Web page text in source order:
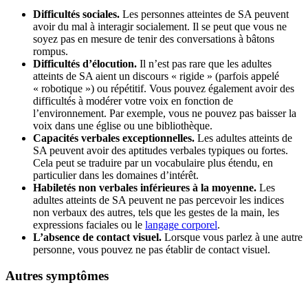
Difficultés sociales. Les personnes atteintes de SA peuvent
avoir du mal à interagir socialement. Il se peut que vous ne
soyez pas en mesure de tenir des conversations à bâtons
rompus.
Difficultés d’élocution. Il n’est pas rare que les adultes
atteints de SA aient un discours « rigide » (parfois appelé
« robotique ») ou répétitif. Vous pouvez également avoir des
difficultés à modérer votre voix en fonction de
l’environnement. Par exemple, vous ne pouvez pas baisser la
voix dans une église ou une bibliothèque.
Capacités verbales exceptionnelles. Les adultes atteints de
SA peuvent avoir des aptitudes verbales typiques ou fortes.
Cela peut se traduire par un vocabulaire plus étendu, en
particulier dans les domaines d’intérêt.
Habiletés non verbales inférieures à la moyenne. Les
adultes atteints de SA peuvent ne pas percevoir les indices
non verbaux des autres, tels que les gestes de la main, les
expressions faciales ou le langage corporel.
L’absence de contact visuel. Lorsque vous parlez à une autre
personne, vous pouvez ne pas établir de contact visuel.
Autres symptômes